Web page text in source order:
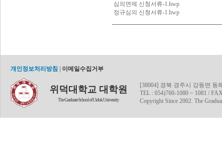
심의면제 신청서류-1.hwp
정규심의 신청서류-1.hwp
개인정보처리방침 이메일수집거부
위덕대학교 대학원
The Graduate School of Uiduk University
[38004] 경북 경주시 강동면 동
TEL : 054)760-1080 ~ 1081 /
Copyright Since 2002. The